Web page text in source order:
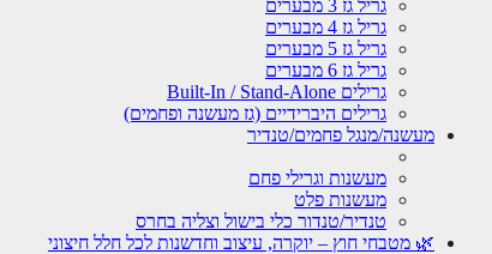
גריל גז 3 מבערים
גריל גז 4 מבערים
גריל גז 5 מבערים
גריל גז 6 מבערים
גרילים Built-In / Stand-Alone
גרילים היברידיים (גז מעשנה ופחמים)
מעשנה/מנגל פחמים/טנדיר
מעשנות וגרילי פחם
מעשנות פלט
טנדיר/טנדור כלי בישול וצליה בחרס
🌿 מטבחי חוץ – יוקרה, עיצוב וחדשנות לכל חלל חיצוני